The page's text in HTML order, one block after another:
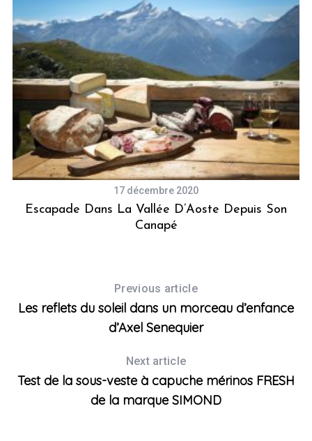
17 décembre 2020
Escapade Dans La Vallée D’Aoste Depuis Son
Canapé
Previous article
Les reflets du soleil dans un morceau d’enfance
d’Axel Senequier
Next article
Test de la sous-veste à capuche mérinos FRESH
de la marque SIMOND
h